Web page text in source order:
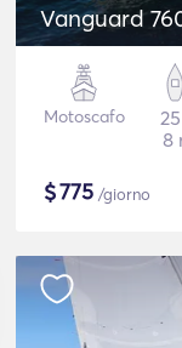
Vanguard
Motoscafo
8
$775 /giorno